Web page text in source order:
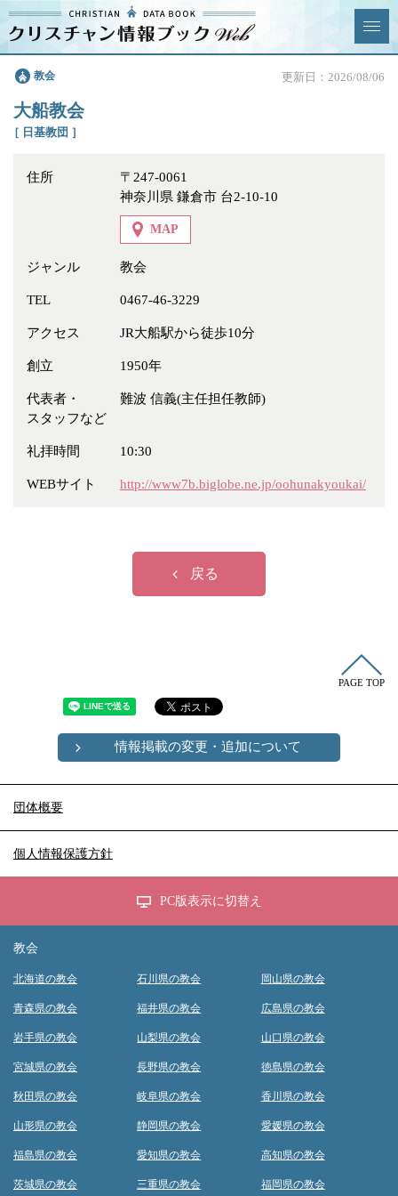
クリスチャン
情報ブックとは
News & Topics
よくあるご質問
教会 学校・幼稚園・神学校
特別集会奉仕者
冠婚葬祭 各種団体
教会 更新日：2026/08/06
大船教会
［ 日基教団 ］
住所
〒247-0061
神奈川県 鎌倉市 台2-10-10
MAP
ジャンル 教会
TEL 0467-46-3229
アクセス JR大船駅から徒歩10分
創立 1950年
代表者・
スタッフなど
難波 信義(主任担任教師)
礼拝時間 10:30
WEBサイト http://www7b.biglobe.ne.jp/oohunakyoukai/
戻る
PAGE TOP
情報掲載の変更・追加について
団体概要
個人情報保護方針
PC版表示に切替え
教会
北海道の教会
青森県の教会
岩手県の教会
宮城県の教会
秋田県の教会
山形県の教会
福島県の教会
茨城県の教会
石川県の教会
福井県の教会
山梨県の教会
長野県の教会
岐阜県の教会
静岡県の教会
愛知県の教会
三重県の教会
岡山県の教会
広島県の教会
山口県の教会
徳島県の教会
香川県の教会
愛媛県の教会
高知県の教会
福岡県の教会